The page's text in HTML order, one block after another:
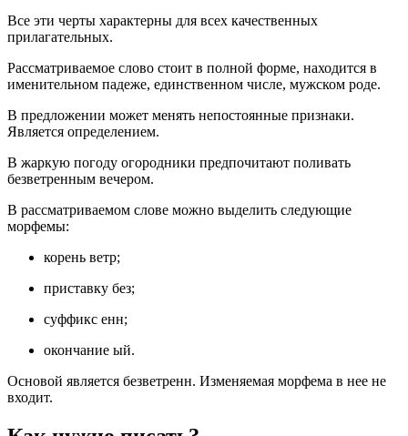
Все эти черты характерны для всех качественных
прилагательных.
Рассматриваемое слово стоит в полной форме, находится в
именительном падеже, единственном числе, мужском роде.
В предложении может менять непостоянные признаки.
Является определением.
В жаркую погоду огородники предпочитают поливать
безветренным вечером.
В рассматриваемом слове можно выделить следующие
морфемы:
корень ветр;
приставку без;
суффикс енн;
окончание ый.
Основой является безветренн. Изменяемая морфема в нее не
входит.